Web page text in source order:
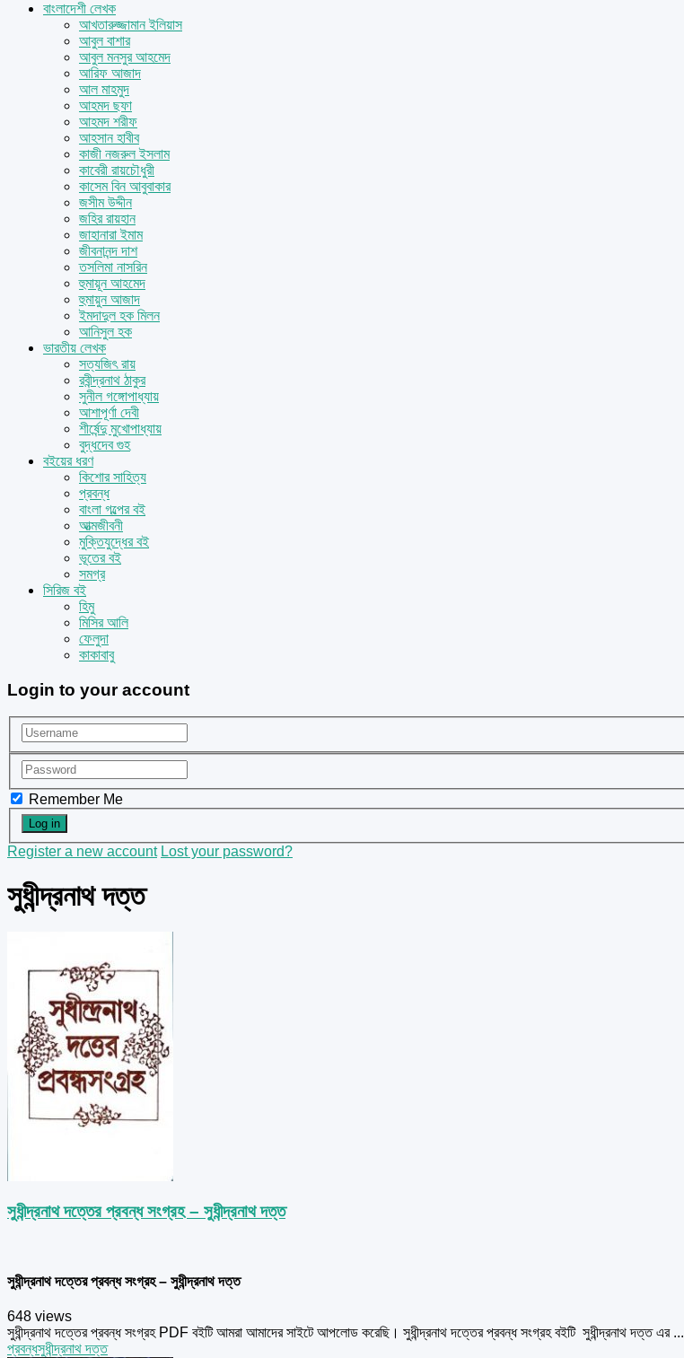
বাংলাদেশী লেখক
আখতারুজ্জামান ইলিয়াস
আবুল বাশার
আবুল মনসুর আহমেদ
আরিফ আজাদ
আল মাহমুদ
আহমদ ছফা
আহমদ শরীফ
আহসান হাবীব
কাজী নজরুল ইসলাম
কাবেরী রায়চৌধুরী
কাসেম বিন আবুবাকার
জসীম উদ্দীন
জহির রায়হান
জাহানারা ইমাম
জীবনানন্দ দাশ
তসলিমা নাসরিন
হুমায়ূন আহমেদ
হুমায়ুন আজাদ
ইমদাদুল হক মিলন
আনিসুল হক
ভারতীয় লেখক
সত্যজিৎ রায়
রবীন্দ্রনাথ ঠাকুর
সুনীল গঙ্গোপাধ্যায়
আশাপূর্ণা দেবী
শীর্ষেন্দু মুখোপাধ্যায়
বুদ্ধদেব গুহ
বইয়ের ধরণ
কিশোর সাহিত্য
প্রবন্ধ
বাংলা গল্পের বই
আত্মজীবনী
মুক্তিযুদ্ধের বই
ভূতের বই
সমগ্র
সিরিজ বই
হিমু
মিসির আলি
ফেলুদা
কাকাবাবু
Login to your account
Remember Me
Register a new account Lost your password?
সুধীন্দ্রনাথ দত্ত
সুধীন্দ্রনাথ দত্তের প্রবন্ধ সংগ্রহ – সুধীন্দ্রনাথ দত্ত
সুধীন্দ্রনাথ দত্তের প্রবন্ধ সংগ্রহ – সুধীন্দ্রনাথ দত্ত
648 views
সুধীন্দ্রনাথ দত্তের প্রবন্ধ সংগ্রহ PDF বইটি আমরা আমাদের সাইটে আপলোড করেছি। সুধীন্দ্রনাথ দত্তের প্রবন্ধ সংগ্রহ বইটি সুধীন্দ্রনাথ দত্ত এর ...
প্রবন্ধসুধীন্দ্রনাথ দত্ত